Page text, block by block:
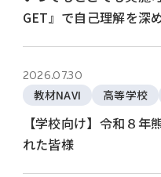
GET』で自己理解を深
2026.07.30
教材NAVI 高等学校
【学校向け】令和８
れた皆様